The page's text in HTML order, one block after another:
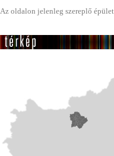
Az oldalon jelenleg szereplő